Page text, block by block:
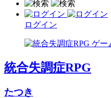
ログイン
統合失調症RPG
たつき